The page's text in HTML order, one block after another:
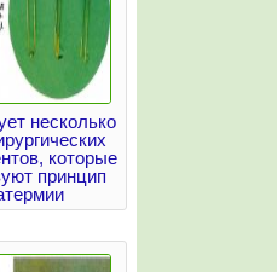
несколько
которые
принцип